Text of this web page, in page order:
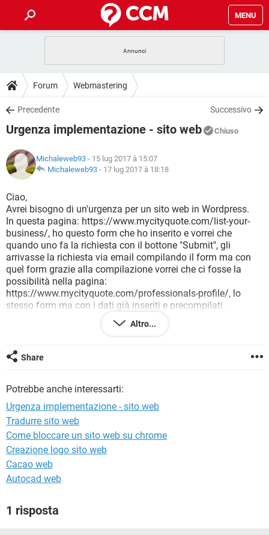
MENU
INTRATTENIMENTO
iOS
INSTAGRAM WHATSAPP
TIKTOK
HARDWARE
GUIDE
COVID-19
INSTAGRAM WHATSAPP
TIKTOK
HARDWARE
DOWNLOAD
COVID-19 GAMING
INTRATTENIMENTO
iOS WINDOWS 10
INSTAGRAM
TIKTOK FACEBOOK
HARDWARE
FORUM
COVID-19 GAMING
INTRATTENIMENTO
iOS
INSTAGRAM WHATSAPP
TIKTOK FACEBOOK
HARDWARE
GLOSSARIO
COVID-19
INTRATTENIMENTO ANDROID
iOS WINDOWS 10
INSTAGRAM WHATSAPP
TIKTOK FACEBOOK
HARDWARE
Forum Webmastering
Precedente Successivo
Urgenza implementazione - sito web Chiuso
Michaleweb93 - 15 lug 2017 à 15:07
Michaleweb93 - 17 lug 2017 à 18:18
Ciao,
Avrei bisogno di un'urgenza per un sito web in Wordpress.
In questa pagina: https://www.mycityquote.com/list-your-
business/, ho questo form che ho inserito e vorrei che
quando uno fa la richiesta con il bottone "Submit", gli
arrivasse la richiesta via email compilando il form ma con
quel form grazie alla compilazione vorrei che ci fosse la
possibilità nella pagina:
https://www.mycityquote.com/professionals-profile/, lo
stesso form ma con i dati già inseriti e precompilati.
Saluti.
Michael
Altro...
Share
Potrebbe anche interessarti:
Urgenza implementazione - sito web
Tradurre sito web
Come bloccare un sito web su chrome
Creazione logo sito web
Cacao web
Autocad web
1 risposta